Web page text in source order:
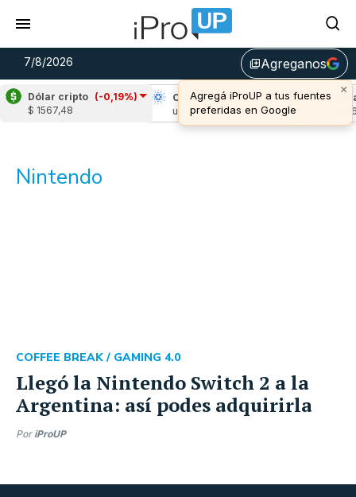
7/8/2026 library_addAgreganos
×
Agregá iProUP a tus fuentes
preferidas en Google
Dólar cripto (-0,19%)
$ 1567,48
Ripple (-1,48%)
u$s 1,02
Cardano (-1,12%)
u$s 0,20
u$s
Nintendo
Llegó la Nintendo Switch 2 a la
Argentina: así podes adquirirla
COFFEE BREAK / GAMING 4.0
Por iProUP